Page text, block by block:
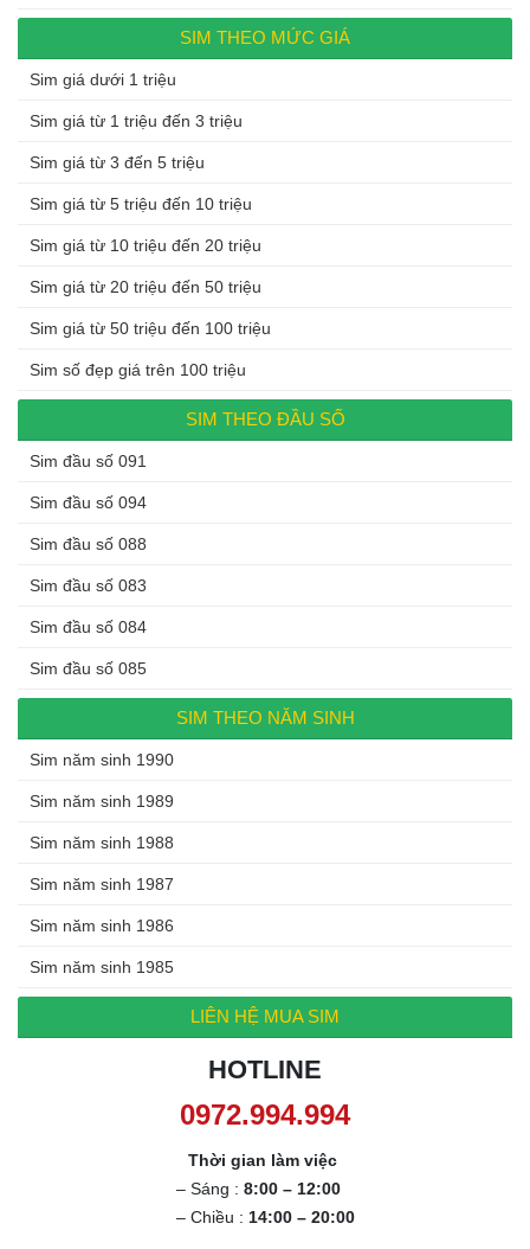
SIM THEO MỨC GIÁ
Sim giá dưới 1 triệu
Sim giá từ 1 triệu đến 3 triệu
Sim giá từ 3 đến 5 triệu
Sim giá từ 5 triệu đến 10 triệu
Sim giá từ 10 triệu đến 20 triệu
Sim giá từ 20 triệu đến 50 triệu
Sim giá từ 50 triệu đến 100 triệu
Sim số đẹp giá trên 100 triệu
SIM THEO ĐẦU SỐ
Sim đầu số 091
Sim đầu số 094
Sim đầu số 088
Sim đầu số 083
Sim đầu số 084
Sim đầu số 085
SIM THEO NĂM SINH
Sim năm sinh 1990
Sim năm sinh 1989
Sim năm sinh 1988
Sim năm sinh 1987
Sim năm sinh 1986
Sim năm sinh 1985
LIÊN HỆ MUA SIM
HOTLINE
0972.994.994
Thời gian làm việc
– Sáng : 8:00 – 12:00
– Chiều : 14:00 – 20:00